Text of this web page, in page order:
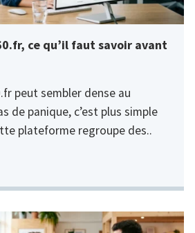
ce qu’il faut savoir avant
peut sembler dense au
de panique, c’est plus simple
plateforme regroupe des..